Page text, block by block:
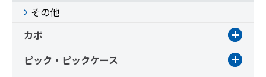
その他
カポ
ピック・ピックケース